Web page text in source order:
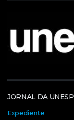
JORNAL DA UNESP
Expediente